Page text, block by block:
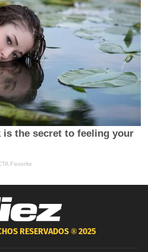
RESERVADOS ®2025